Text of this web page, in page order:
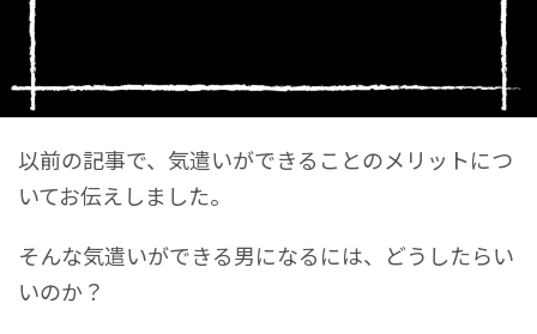
以前の記事で、気遣いができることのメリットにつ
いてお伝えしました。
そんな気遣いができる男になるには、どうしたらい
いのか？